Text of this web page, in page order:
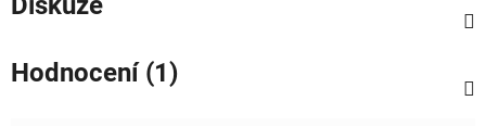
Hodnocení (1)